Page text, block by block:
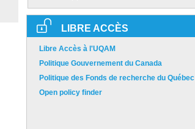
LIBRE ACCÈS
Libre Accès à l'UQAM
Politique Gouvernement du Canada
Politique des Fonds de recherche du Québec
Open policy finder